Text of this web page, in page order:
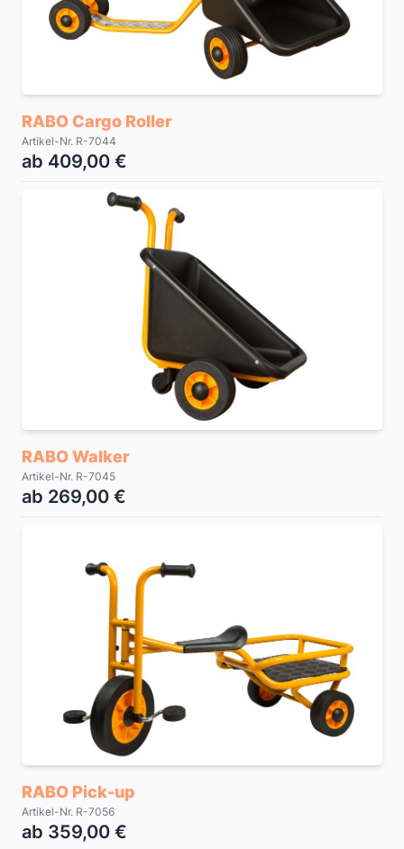
RABO Cargo Roller
Artikel-Nr. R-7044
ab 409,00 €
RABO Walker
Artikel-Nr. R-7045
ab 269,00 €
RABO Pick-up
Artikel-Nr. R-7056
ab 359,00 €